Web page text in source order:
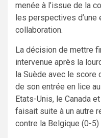
menée à l’issue de la
les perspectives
collaboration.
La décision de mettre
intervenue après la
la Suède avec le score
de son entrée en lice
Etats-Unis, le Canada
faisait suite à un autre
contre la Belgique (0-5)